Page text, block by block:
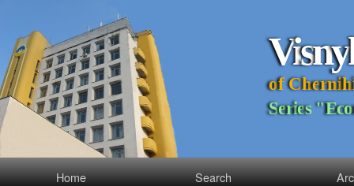
Visny
of Chernih
Series "Eco
Home Search